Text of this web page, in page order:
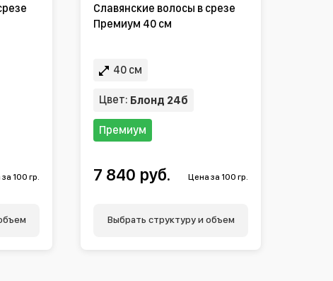
100 гр.
Славянские волосы в срезе
Премиум 40 см
40 см
Цвет: Блонд 24б
Премиум
7 840 руб. Цена за 100 гр.
Выбрать структуру и объем